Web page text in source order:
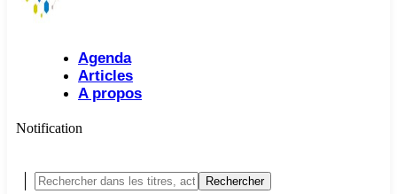
Agenda
Articles
A propos
Notification